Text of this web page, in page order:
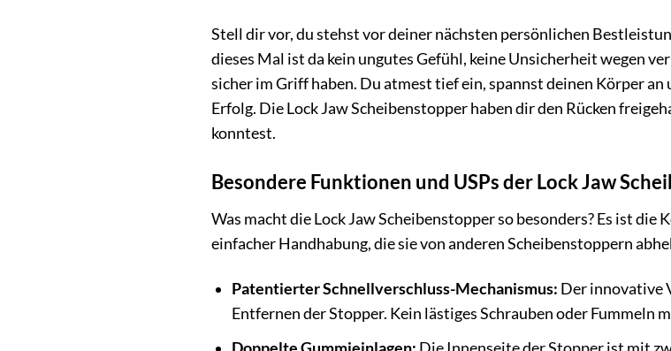
Stell dir vor, du stehst vor deiner nächsten persönlichen
dieses Mal ist da kein ungutes Gefühl, keine Unsicherheit wegen
sicher im Griff haben. Du atmest tief ein, spannst deinen Körper
Erfolg. Die Lock Jaw Scheibenstopper haben dir den Rücken
konntest.
Besondere Funktionen und USPs der Lock Jaw
Was macht die Lock Jaw Scheibenstopper so besonders? Es ist
einfacher Handhabung, die sie von anderen Scheibenstoppern
Patentierter Schnellverschluss-Mechanismus: Der innovative
Entfernen der Stopper. Kein lästiges Schrauben oder Fummeln